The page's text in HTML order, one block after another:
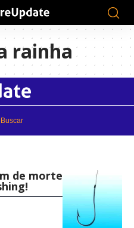
rainha
Buscar
de morte da rainha